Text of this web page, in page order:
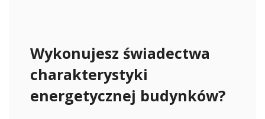
Wykonujesz świadectwa
charakterystyki
energetycznej budynków?